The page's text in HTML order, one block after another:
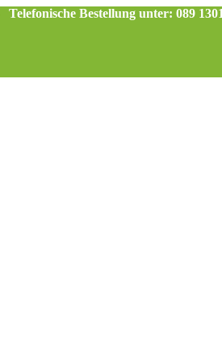
Telefonische Bestellung unter: 089